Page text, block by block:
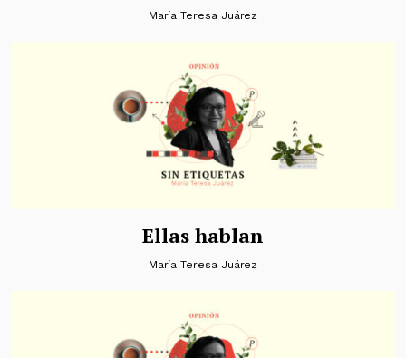
María Teresa Juárez
Ellas hablan
María Teresa Juárez